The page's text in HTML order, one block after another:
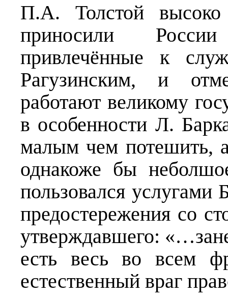
П.А. Толстой высоко
приносили
привлечённые к
Рагузинским, и
работают великому
в особенности Л.
малым чем потешить,
однакоже бы
пользовался услугами
предостережения со
утверждавшего:
есть весь во всем
естественный враг